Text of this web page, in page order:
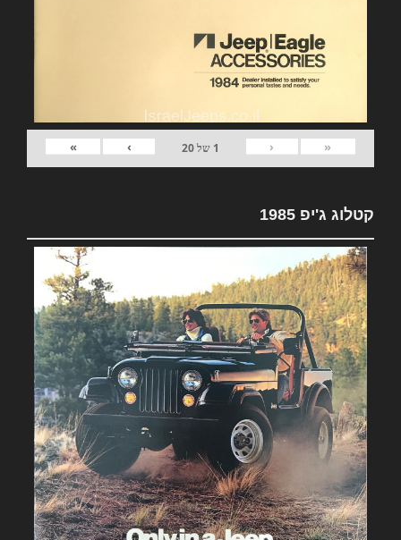
«
‹
1 של20
›
»
קטלוג ג'יפ 1985